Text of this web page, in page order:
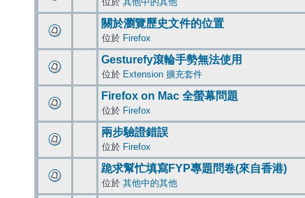
關於瀏覽歷史文件的位置
位於 Firefox
Gesturefy滾輪手勢無法使用
位於 Extension 擴充套件
Firefox on Mac 全螢幕問題
位於 Firefox
兩步驗證錯誤
位於 Firefox
跪求幫忙填寫FYP專題問卷(來自香港)
位於 其他中的其他